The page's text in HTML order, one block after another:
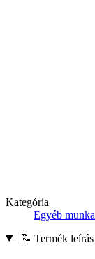
Kategória
Egyéb
📝 Termék leírás